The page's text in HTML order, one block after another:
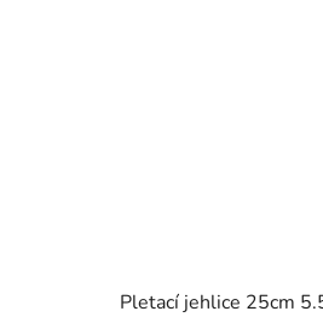
Pletací jehlice 25cm